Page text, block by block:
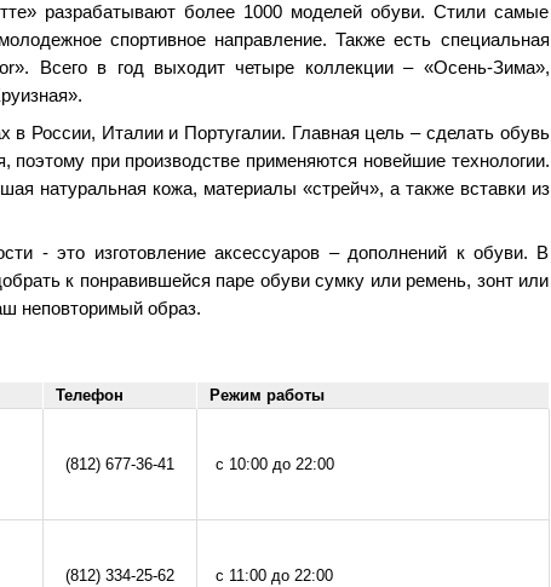
разрабатывают более 1000 моделей обуви. Стили самые
спортивное направление. Также есть специальная
Всего в год выходит четыре коллекции – «Осень-Зима»,
в России, Италии и Португалии. Главная цель – сделать обувь
поэтому при производстве применяются новейшие технологии.
натуральная кожа, материалы «стрейч», а также вставки из
- это изготовление аксессуаров – дополнений к обуви. В
к понравившейся паре обуви сумку или ремень, зонт или
неповторимый образ.
Телефон Режим работы
(812) 677-36-41 с 10:00 до 22:00
(812) 334-25-62 с 11:00 до 22:00